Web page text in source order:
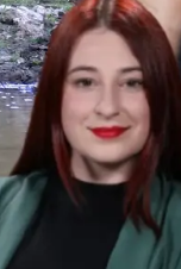
Pokretanje videa...